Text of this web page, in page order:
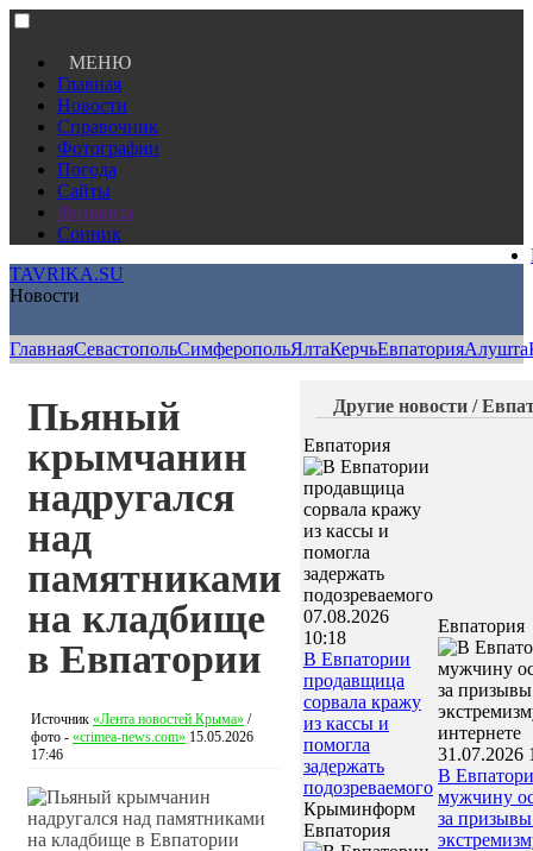
МЕНЮ
Главная
Новости
Справочник
Фотографии
Погода
Сайты
Финансы
Сонник
TAVRIKA.SU
Новости
ГлавнаяСевастопольСимферопольЯлтаКерчьЕвпаторияАлушта
Пьяный
крымчанин
надругался
над
памятниками
на кладбище
в Евпатории
Источник «Лента новостей Крыма» /
фото - «crimea-news.com» 15.05.2026
17:46
Другие новости /
Евпатория
07.08.2026
10:18
В Евпатории
продавщица
сорвала кражу
из кассы и
помогла
задержать
подозреваемого
Крыминформ
Евпатория
Евпатория
31.07.2026
В
мужчину
за